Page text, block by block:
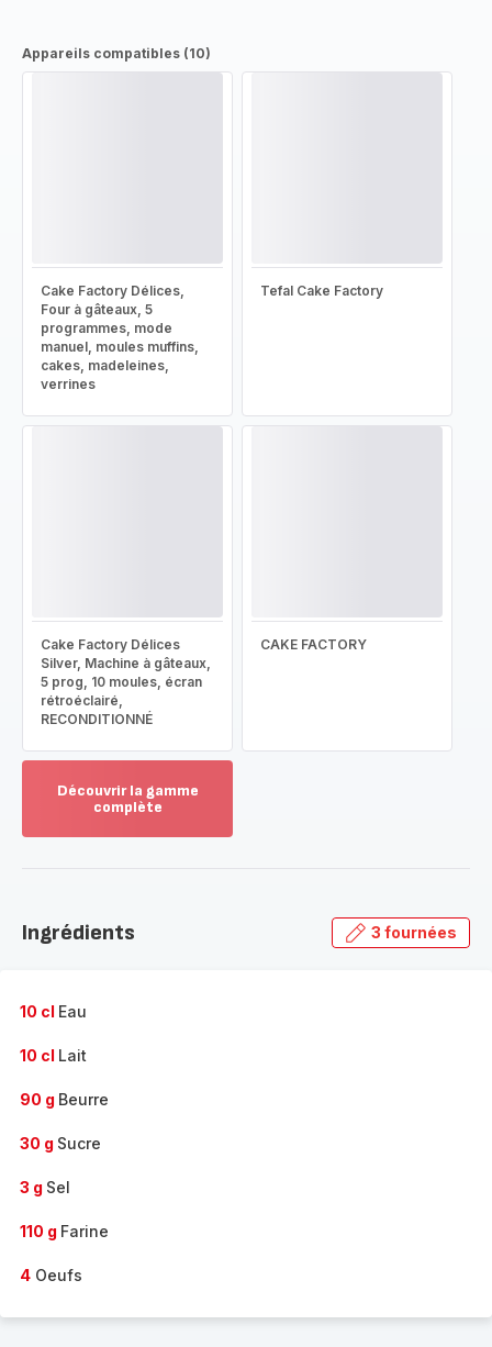
Appareils compatibles (10)
Cake Factory Délices,
Four à gâteaux, 5
programmes, mode
manuel, moules muffins,
cakes, madeleines,
verrines
Tefal Cake Factory
Cake Factory Délices
Silver, Machine à gâteaux,
5 prog, 10 moules, écran
rétroéclairé,
RECONDITIONNÉ
CAKE FACTORY
Découvrir la gamme
complète
gamme
Ingrédients 3 fournées
10 cl Eau
10 cl Lait
90 g Beurre
30 g Sucre
3 g Sel
110 g Farine
4 Oeufs